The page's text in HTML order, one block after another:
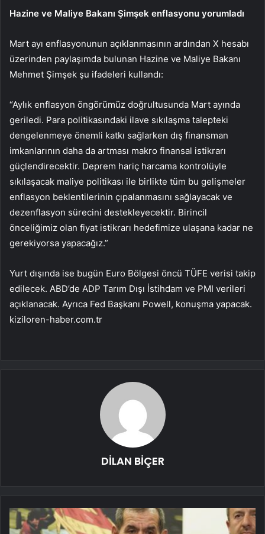
Hazine ve Maliye Bakanı Şimşek enflasyonu yorumladı
Mart ayı enflasyonunun açıklanmasının ardından X hesabı
üzerinden paylaşımda bulunan Hazine ve Maliye Bakanı
Mehmet Şimşek şu ifadeleri kullandı:
“Aylık enflasyon öngörümüz doğrultusunda Mart ayında
geriledi. Para politikasındaki ilave sıkılaşma talepteki
dengelenmeye önemli katkı sağlarken dış finansman
imkanlarının daha da artması makro finansal istikrarı
güçlendirecektir. Deprem hariç harcama kontrolüyle
sıkılaşacak maliye politikası ile birlikte tüm bu gelişmeler
enflasyon beklentilerinin çıpalanmasını sağlayacak ve
dezenflasyon sürecini destekleyecektir. Birincil
önceliğimiz olan fiyat istikrarı hedefimize ulaşana kadar ne
gerekiyorsa yapacağız.”
Yurt dışında ise bugün Euro Bölgesi öncü TÜFE verisi takip
edilecek. ABD’de ADP Tarım Dışı İstihdam ve PMI verileri
açıklanacak. Ayrıca Fed Başkanı Powell, konuşma yapacak.
kiziloren-haber.com.tr
DİLAN BİÇER